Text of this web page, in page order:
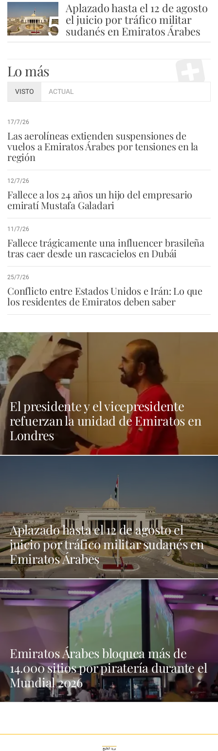
5
Aplazado hasta el 12 de agosto
el juicio por tráfico militar
sudanés en Emiratos Árabes
Lo más
VISTO ACTUAL
17/7/26
Las aerolíneas extienden suspensiones de
vuelos a Emiratos Árabes por tensiones en la
región
12/7/26
Fallece a los 24 años un hijo del empresario
emiratí Mustafa Galadari
11/7/26
Fallece trágicamente una influencer brasileña
tras caer desde un rascacielos en Dubái
25/7/26
Conflicto entre Estados Unidos e Irán: Lo que
los residentes de Emiratos deben saber
El presidente y el vicepresidente
refuerzan la unidad de Emiratos en
Londres
Aplazado hasta el 12 de agosto el
juicio por tráfico militar sudanés en
Emiratos Árabes
Emiratos Árabes bloquea más de
14.000 sitios por piratería durante el
Mundial 2026